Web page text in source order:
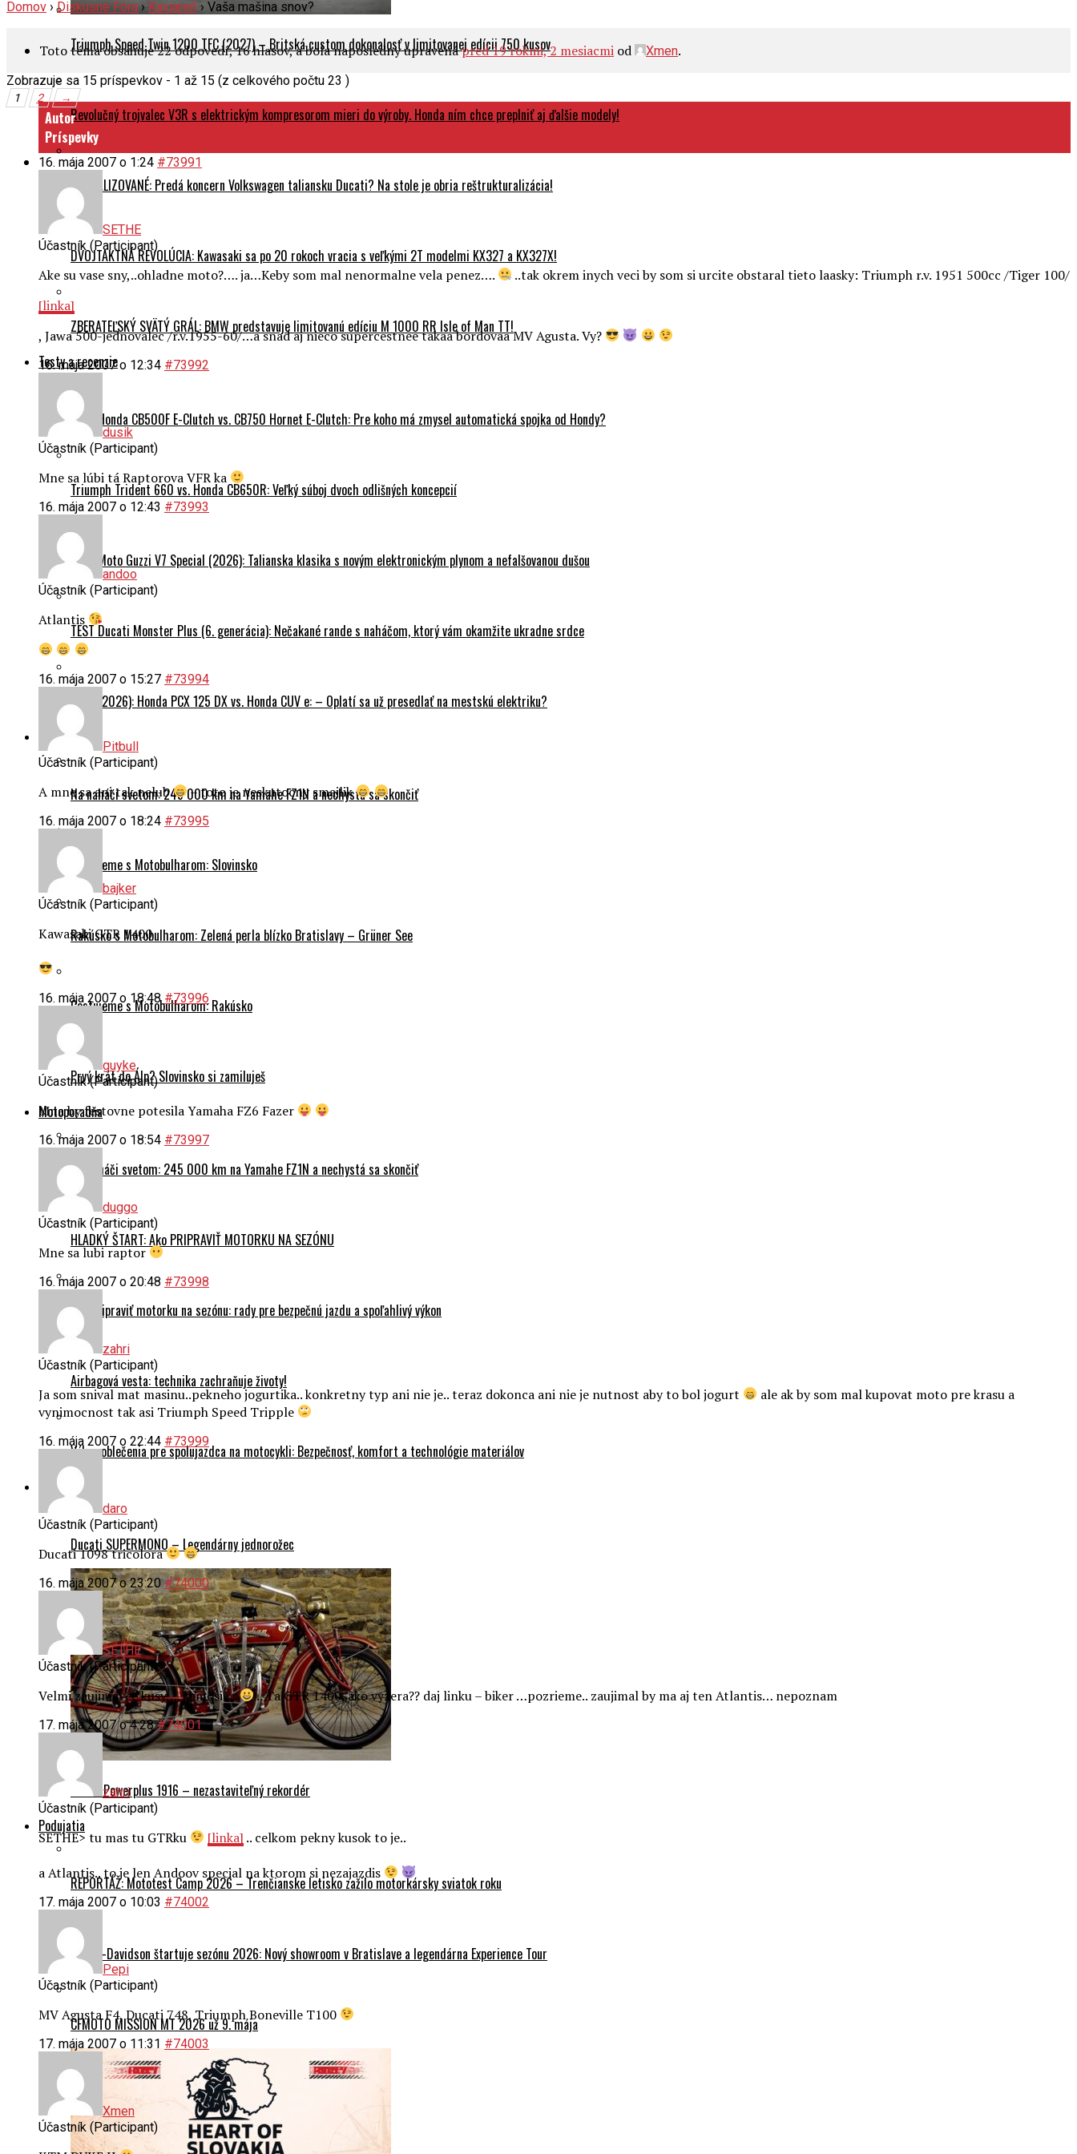
Triumph Speed Twin 1200 TFC (2027) – Britská custom dokonalosť v limitovanej edícii 750 kusov
Revolučný trojvalec V3R s elektrickým kompresorom mieri do výroby. Honda ním chce preplniť aj ďalšie modely!
AKTUALIZOVANÉ: Predá koncern Volkswagen taliansku Ducati? Na stole je obria reštrukturalizácia!
DVOJTAKTNÁ REVOLÚCIA: Kawasaki sa po 20 rokoch vracia s veľkými 2T modelmi KX327 a KX327X!
ZBERATEĽSKÝ SVÄTÝ GRÁL: BMW predstavuje limitovanú edíciu M 1000 RR Isle of Man TT!
Testy a recenzie
TEST Honda CB500F E-Clutch vs. CB750 Hornet E-Clutch: Pre koho má zmysel automatická spojka od Hondy?
Triumph Trident 660 vs. Honda CB650R: Veľký súboj dvoch odlišných koncepcií
TEST Moto Guzzi V7 Special (2026): Talianska klasika s novým elektronickým plynom a nefalšovanou dušou
TEST Ducati Monster Plus (6. generácia): Nečakané rande s naháčom, ktorý vám okamžite ukradne srdce
DUEL (2026): Honda PCX 125 DX vs. Honda CUV e: – Oplatí sa už presedlať na mestskú elektriku?
Cestovanie
Na naháči svetom: 245 000 km na Yamahe FZ1N a nechystá sa skončiť
Cestujeme s Motobulharom: Slovinsko
Rakúsko s Motobulharom: Zelená perla blízko Bratislavy – Grüner See
Cestujeme s Motobulharom: Rakúsko
Prvý krát do Álp? Slovinsko si zamiluješ
Motoporadňa
Na naháči svetom: 245 000 km na Yamahe FZ1N a nechystá sa skončiť
HLADKÝ ŠTART: Ako PRIPRAVIŤ MOTORKU NA SEZÓNU
Ako pripraviť motorku na sezónu: rady pre bezpečnú jazdu a spoľahlivý výkon
Airbagová vesta: technika zachraňuje životy!
Výber oblečenia pre spolujazdca na motocykli: Bezpečnosť, komfort a technológie materiálov
História
Ducati SUPERMONO – Legendárny jednorožec
Indian Powerplus 1916 – nezastaviteľný rekordér
Podujatia
REPORTÁŽ: Mototest Camp 2026 – Trenčianske letisko zažilo motorkársky sviatok roku
Harley-Davidson štartuje sezónu 2026: Nový showroom v Bratislave a legendárna Experience Tour
CFMOTO MISSION MT 2026 už 9. mája
Domov › Diskusné Fóra › Kaviareň › Vaša mašina snov?
Toto téma obsahuje 22 odpovedí, 16 hlasov, a bola naposledny upravenápred 19 rokmi, 2 mesiacmi od Xmen.
Zobrazuje sa 15 príspevkov - 1 až 15 (z celkového počtu 23 )
1 2 →
Autor
Príspevky
16. mája 2007 o 1:24 #73991
SETHE
Účastník (Participant)
Ake su vase sny,..ohladne moto?…. ja…Keby som mal nenormalne vela penez….
..tak okrem inych veci by som si urcite obstaral tieto laasky: Triumph r.v. 1951 500cc /Tiger 100/
[linka]
, Jawa 500-jednovalec /r.v.1955-60/…a snad aj nieco supercestnee takaa bordovaa MV Agusta. Vy?
16. mája 2007 o 12:34 #73992
dusik
Účastník (Participant)
Mne sa lúbi tá Raptorova VFR ka
16. mája 2007 o 12:43 #73993
andoo
Účastník (Participant)
Atlantis
16. mája 2007 o 15:27 #73994
Pitbull
Účastník (Participant)
A mne sa ani tak nelub – toto je neskutocny smajlik
16. mája 2007 o 18:24 #73995
bajker
Účastník (Participant)
Kawasaki GTR 1400
16. mája 2007 o 18:48 #73996
guyke
Účastník (Participant)
Mna by festovne potesila Yamaha FZ6 Fazer
16. mája 2007 o 18:54 #73997
duggo
Účastník (Participant)
Mne sa lubi raptor
16. mája 2007 o 20:48 #73998
zahri
Účastník (Participant)
Ja som snival mat masinu..pekneho jogurtika.. konkretny typ ani nie je.. teraz dokonca ani nie je nutnost aby to bol jogurt
ale ak by som mal kupovat moto pre krasu a
vynimocnost tak asi Triumph Speed Tripple
16. mája 2007 o 22:44 #73999
daro
Účastník (Participant)
Ducati 1098 tricolora
16. mája 2007 o 23:20 #74000
SETHE
Účastník (Participant)
Velmi zaujimavee kusy…. kamosi…. .. Ta GTR 1400..ako vyzera?? daj linku – biker …pozrieme.. zaujimal by ma aj ten Atlantis… nepoznam
17. mája 2007 o 4:28 #74001
zahri
Účastník (Participant)
SETHE> tu mas tu GTRku [linka] .. celkom pekny kusok to je..
a Atlantis.. to je len Andoov special na ktorom si nezajazdis
17. mája 2007 o 10:03 #74002
Pepi
Účastník (Participant)
MV Agusta F4, Ducati 748, Triumph Boneville T100
17. mája 2007 o 11:31 #74003
Xmen
Účastník (Participant)